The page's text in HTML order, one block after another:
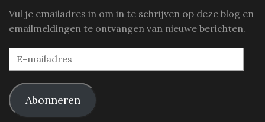
Vul je emailadres in om in te schrijven op deze blog en
emailmeldingen te ontvangen van nieuwe berichten.
E-
mailadres
Abonneren